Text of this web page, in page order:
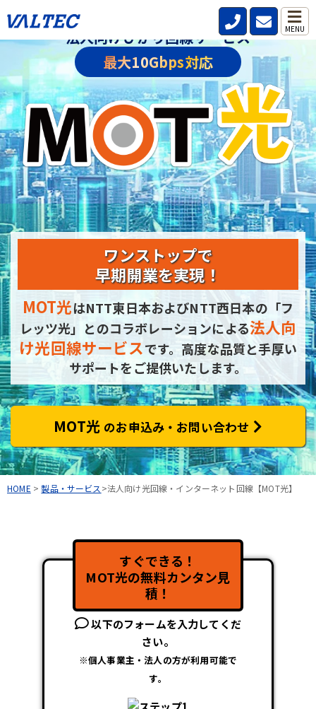
MENU
法人向けひかり回線サービス
最大10Gbps対応
ワンストップで
早期開業を実現！
MOT光はNTT東日本およびNTT西日本の 「フ
レッツ光」とのコラボレーションによる法人向
け光回線サービスです。 高度な品質と手厚い
サポートをご提供いたします。
MOT光 のお申込み・お問い合わせ
HOME >製品・サービス >法人向け光回線・インターネット回線【MOT光】
すぐできる！
MOT光の無料カンタン見
積！
以下のフォームを入力してくだ
さい。
※個人事業主・法人の方が利用可能で
す。